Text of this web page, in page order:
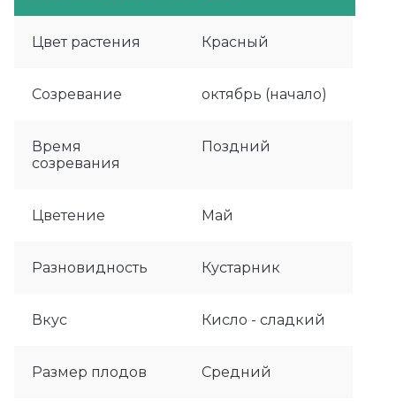
Цвет растения Красный
Созревание октябрь (начало)
Время
созревания
Поздний
Цветение Май
Разновидность Кустарник
Вкус Кисло - сладкий
Размер плодов Средний